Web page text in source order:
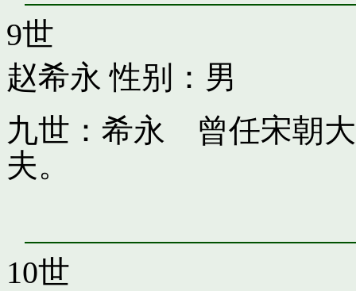
9世
赵希永 性别：男
九世：希永 曾任宋朝
夫。
10世